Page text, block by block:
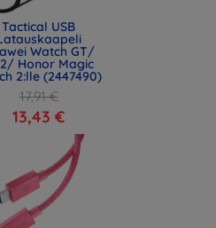
Tactical USB
Watch GT/
Honor Magic
2:lle (2447490)
17,91 €
13,43 €